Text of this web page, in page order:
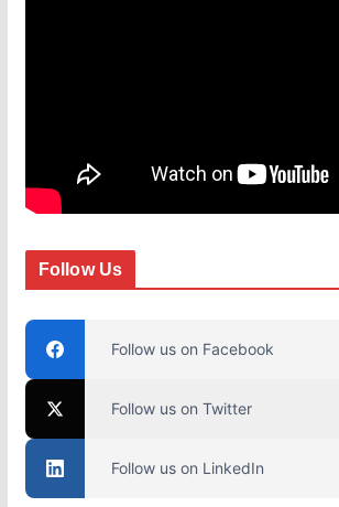
Follow Us
Follow us on Facebook
Follow us on Twitter
Follow us on LinkedIn